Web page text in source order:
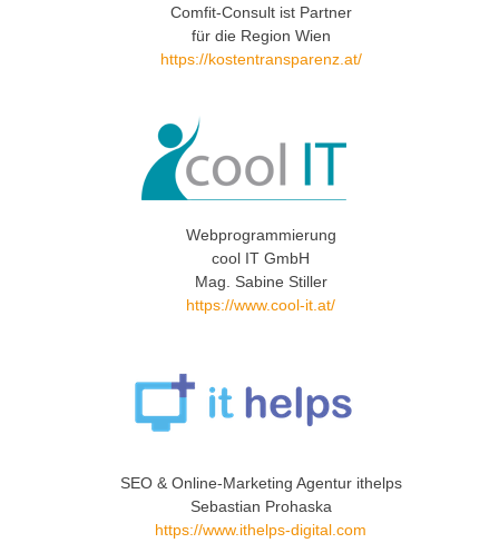
Comfit-Consult ist Partner
für die Region Wien
https://kostentransparenz.at/
Webprogrammierung
cool IT GmbH
Mag. Sabine Stiller
https://www.cool-it.at/
SEO & Online-Marketing Agentur ithelps
Sebastian Prohaska
https://www.ithelps-digital.com